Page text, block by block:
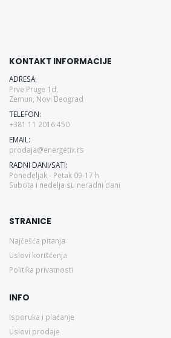
KONTAKT INFORMACIJE
ADRESA:
Prve Pruge 1d,
Zemun, Novi Beograd
TELEFON:
+381 11 2016 450
EMAIL:
prodaja@energetix.rs
RADNI DANI/SATI:
Ponedeljak - Petak 09-17 h
Subota i nedelja su neradni dani
STRANICE
Najčešća pitanja
Uslovi korišćenja
Politika privatnosti
INFO
Isporuka i plaćanje
Uslovi prodaje